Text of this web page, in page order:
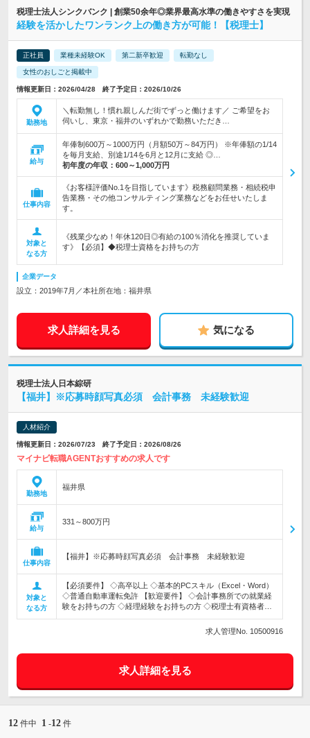
税理士法人シンクバンク | 創業50余年◎業界最高水準の働きやすさを実現
経験を活かしたワンランク上の働き方が可能！【税理士】
正社員 業種未経験OK 第二新卒歓迎 転勤なし
女性のおしごと掲載中
情報更新日：2026/04/28 終了予定日：2026/10/26
勤務地
＼転勤無し！慣れ親しんだ街でずっと働けます／ ご希望をお
伺いし、東京・福井のいずれかで勤務いただき…
給与
年俸制600万～1000万円（月額50万～84万円） ※年俸額の1/14
を毎月支給、別途1/14を6月と12月に支給 ◎…
初年度の年収： 600～1,000万円
仕事内容
《お客様評価No.1を目指しています》税務顧問業務・相続税申
告業務・その他コンサルティング業務などをお任せいたしま
す。
対象と
なる方
《残業少なめ！年休120日◎有給の100％消化を推奨していま
す》【必須】◆税理士資格をお持ちの方
企業データ
設立：2019年7月／本社所在地：福井県
求人詳細を見る 気になる
税理士法人日本綜研
【福井】※応募時顔写真必須 会計事務 未経験歓迎
人材紹介
情報更新日：2026/07/23 終了予定日：2026/08/26
マイナビ転職AGENTおすすめの求人です
勤務地
福井県
給与
331～800万円
仕事内容
【福井】※応募時顔写真必須 会計事務 未経験歓迎
対象と
なる方
【必須要件】 ◇高卒以上 ◇基本的PCスキル（Excel・Word）
◇普通自動車運転免許 【歓迎要件】 ◇会計事務所での就業経
験をお持ちの方 ◇経理経験をお持ちの方 ◇税理士有資格者…
求人管理No. 10500916
求人詳細を見る
12 件中 1 -12 件